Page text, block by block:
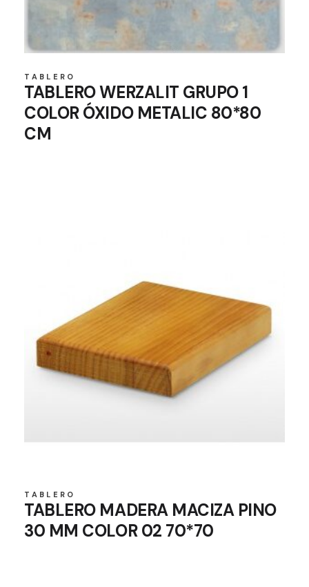
TABLERO
TABLERO WERZALIT GRUPO 1
COLOR ÓXIDO METALIC 80*80
CM
TABLERO
TABLERO MADERA MACIZA PINO
30 MM COLOR 02 70*70